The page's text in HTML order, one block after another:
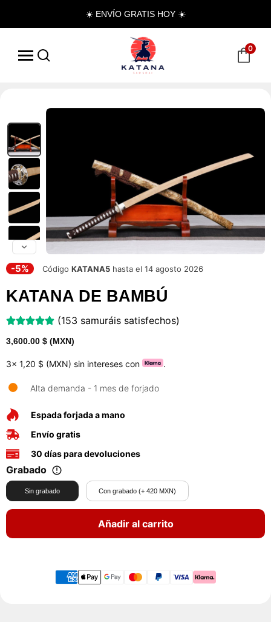
☀️ ENVÍO GRATIS HOY ☀️
0
-5% Código KATANA5 hasta el 14 agosto 2026
KATANA DE BAMBÚ
(153 samuráis satisfechos)
3,600.00 $ (MXN)
3x 1,20 $ (MXN) sin intereses con .
Alta demanda - 1 mes de forjado
Espada forjada a mano
Envío gratis
30 días para devoluciones
Grabado
Sin grabado Con grabado (+ 420 MXN)
Añadir al carrito